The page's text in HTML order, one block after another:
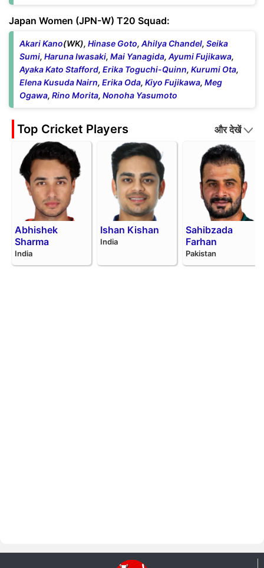
Japan Women (JPN-W) T20 Squad:
Akari Kano(WK), Hinase Goto, Ahilya Chandel, Seika
Sumi, Haruna Iwasaki, Mai Yanagida, Ayumi Fujikawa,
Ayaka Kato Stafford, Erika Toguchi-Quinn, Kurumi Ota,
Elena Kusuda Nairn, Erika Oda, Kiyo Fujikawa, Meg
Ogawa, Rino Morita, Nonoha Yasumoto
Top Cricket Players और देखें
Abhishek
Sharma
India
Ishan Kishan
India
Sahibzada
Farhan
Pakistan